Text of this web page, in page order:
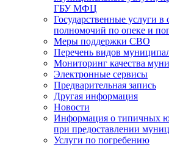
ГБУ МФЦ
Государственные услуги в
полномочий по опеке и
Меры поддержки СВО
Перечень видов
Мониторинг качества
Электронные сервисы
Предварительная запись
Другая информация
Новости
Информация о типичных
при предоставлении
Услуги по погребению